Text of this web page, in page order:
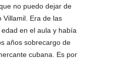
no puedo dejar de
Villamil. Era de las
en el aula y había
años sobrecargo de
cubana. Es por